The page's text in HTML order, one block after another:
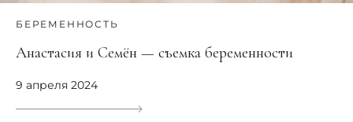
БЕРЕМЕННОСТЬ
Анастасия и Семён — съемка беременности
9 апреля 2024